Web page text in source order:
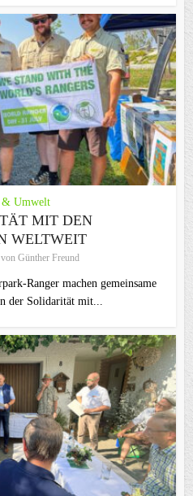
& Umwelt
MIT DEN
WELTWEIT
von Günther Freund
Ranger machen gemeinsame
der Solidarität mit...